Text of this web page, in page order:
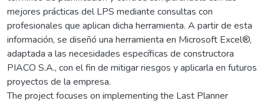
mejores prácticas del LPS mediante consultas con
profesionales que aplican dicha herramienta. A partir de esta
información, se diseñó una herramienta en Microsoft Excel®,
adaptada a las necesidades específicas de constructora
PIACO S.A., con el fin de mitigar riesgos y aplicarla en futuros
proyectos de la empresa.
The project focuses on implementing the Last Planner